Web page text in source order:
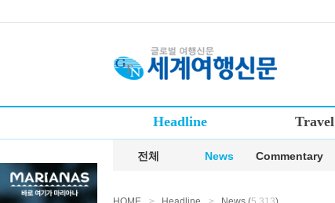
Headline Travel
전체 News Commentary